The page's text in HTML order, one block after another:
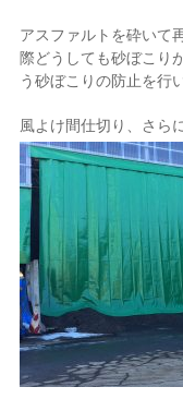
アスファルトを砕いて
際どうしても砂ぼこり
う砂ぼこりの防止を行
風よけ間仕切り、さら